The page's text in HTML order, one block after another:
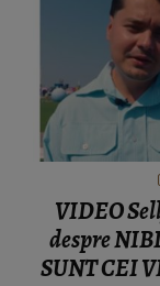
VIDEO
despre
SUNT CEI